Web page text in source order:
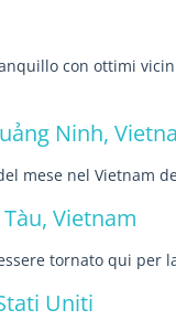
con ottimi
Ninh,
mese nel Vietnam
Vietnam
tornato qui per
Uniti